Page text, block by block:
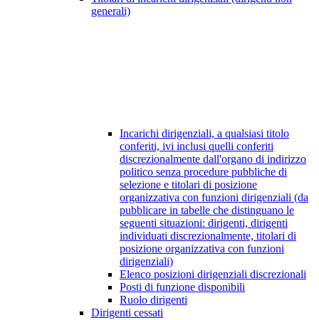
generali)
Incarichi dirigenziali, a qualsiasi titolo
conferiti, ivi inclusi quelli conferiti
discrezionalmente dall'organo di indirizzo
politico senza procedure pubbliche di
selezione e titolari di posizione
organizzativa con funzioni dirigenziali (da
pubblicare in tabelle che distinguano le
seguenti situazioni: dirigenti, dirigenti
individuati discrezionalmente, titolari di
posizione organizzativa con funzioni
dirigenziali)
Elenco posizioni dirigenziali discrezionali
Posti di funzione disponibili
Ruolo dirigenti
Dirigenti cessati